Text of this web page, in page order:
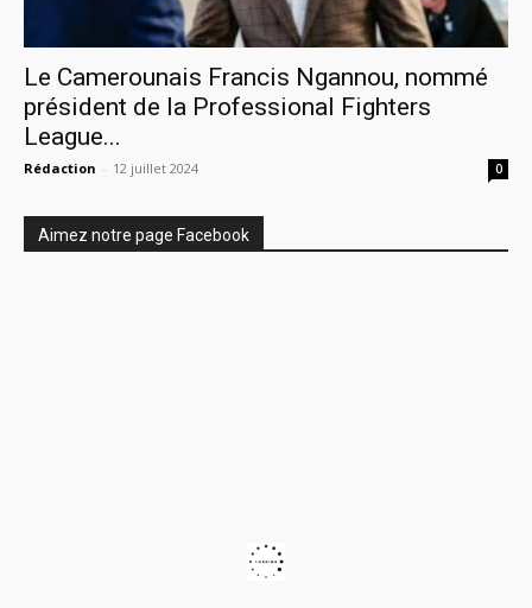
Le Camerounais Francis Ngannou, nommé
président de la Professional Fighters
League...
Rédaction - 12 juillet 2024 0
Aimez notre page Facebook